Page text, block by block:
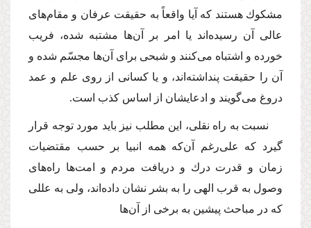
مشكوك هستند كه آیا واقعاً به حقیقت عرفان و مقام‌هاى
عالى آن رسیده‌اند یا امر بر آن‌ها مشتبه شده، فریب
خورده و اشتباه مى‌كنند و شبحى براى آن‌ها مجسّم شده و
آن را حقیقت پنداشته‌اند، و یا كسانى از روى علم و عمد
دروغ مى‌گویند و ادعایشان از اساس كذب است.
نسبت به راه نقلى، این مطلب نیز باید مورد توجه قرار
گیرد كه على‌رغم آن‌كه همه انبیا بر حسب مقتضیات
زمان و قدرت درك و دریافت مردم و امت‌ها راه‌هاى
وصول به قرب الهى را به بشر نشان داده‌اند، ولى به عللى
كه در مباحث پیشین به برخى از آن‌ها